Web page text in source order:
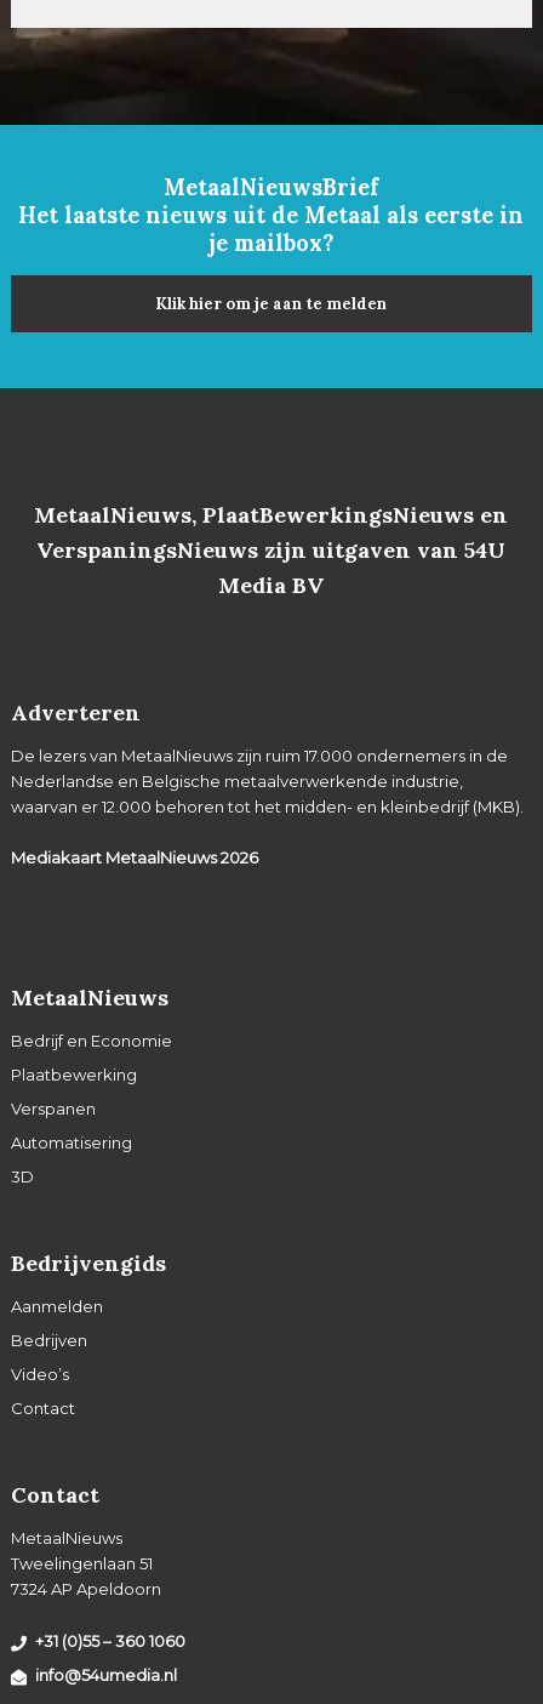
MetaalNieuwsBrief
Het laatste nieuws uit de Metaal als eerste in
je mailbox?
Klik hier om je aan te melden
MetaalNieuws, PlaatBewerkingsNieuws en
VerspaningsNieuws zijn uitgaven van 54U
Media BV
Adverteren
De lezers van MetaalNieuws zijn ruim 17.000 ondernemers in de
Nederlandse en Belgische metaalverwerkende industrie,
waarvan er 12.000 behoren tot het midden- en kleinbedrijf (MKB).
Mediakaart MetaalNieuws2026
MetaalNieuws
Bedrijf en Economie
Plaatbewerking
Verspanen
Automatisering
3D
Bedrijvengids
Aanmelden
Bedrijven
Video’s
Contact
Contact
MetaalNieuws
Tweelingenlaan 51
7324 AP Apeldoorn
+31 (0)55 – 360 1060
info@54umedia.nl